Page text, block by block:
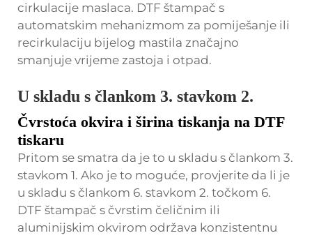
cirkulacije maslaca. DTF štampač s
automatskim mehanizmom za pomiješanje ili
recirkulaciju bijelog mastila značajno
smanjuje vrijeme zastoja i otpad.
U skladu s člankom 3. stavkom 2.
Čvrstoća okvira i širina tiskanja na DTF
tiskaru
Pritom se smatra da je to u skladu s člankom 3.
stavkom 1. Ako je to moguće, provjerite da li je
u skladu s člankom 6. stavkom 2. točkom 6.
DTF štampač s čvrstim čeličnim ili
aluminijskim okvirom održava konzistentnu